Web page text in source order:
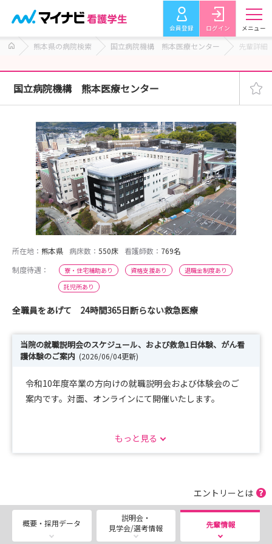
会員登録 ログイン メニュー
熊本県の病院検索 国立病院機構 熊本医療センター 先輩詳細
国立病院機構 熊本医療センター
所在地： 熊本県 病床数： 550床 看護師数： 769名
制度待遇：
寮・住宅補助あり 資格支援あり
退職金制度あり
託児所あり
全職員をあげて 24時間365日断らない救急医療
当院の就職説明会のスケジュール、および救急1日体験、がん看
護体験のご案内 (2026/06/04更新)
令和10年度卒業の方向けの就職説明会および体験会のご
案内です。対面、オンラインにて開催いたします。
令和８年12月25日（金）KMC版就職説明会 熊本医療セ
令和９年1月16日（土）病院見学 熊本医療センター 受
付期間：令和８年12月1日（火）～12月19日（土）
令和９年2月17日（水）KMC版就職説明会 熊本医療セン
ター 受付期間：令和９年1月1日（金）～1月27日（水）
もっと見る
エントリーとは
概要・採用データ
説明会・
見学会/選考情報
先輩情報